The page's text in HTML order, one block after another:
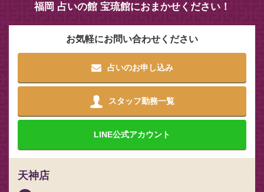
福岡 占いの館 宝琉館におまかせください！
お気軽にお問い合わせください
占いのお申し込み
スタッフ勤務一覧
LINE公式アカウント
天神店